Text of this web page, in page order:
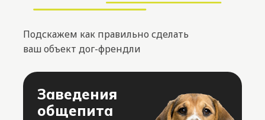
Подскажем как правильно сделать
ваш объект дог-френдли
Заведения
общепита